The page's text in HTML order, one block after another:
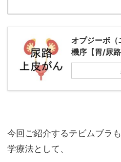
オプジーボ（
機序【胃/尿路
今回ご紹介するテビムブラも
学療法として、